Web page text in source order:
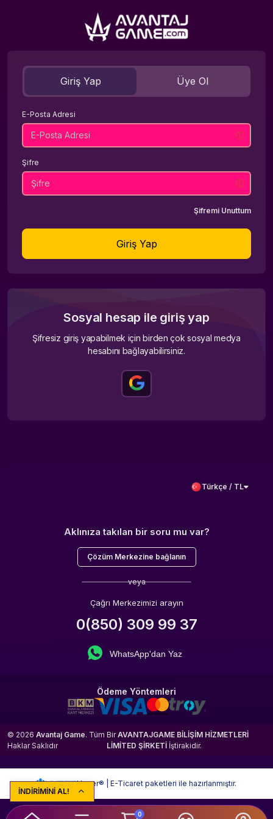
Giriş Yap Üye Ol
E-Posta Adresi
Şifre
Şifremi Unuttum
Giriş Yap
Sosyal hesap ile giriş yap
Şifresiz giriş yapabilmek için birden çok sosyal medya
hesabını bağlayabilirsiniz.
İNDİRİMİNİ AL!
0
Türkçe / TL
Aklınıza takılan bir soru mu var?
Çözüm Merkezine bağlanın
veya
Çağrı Merkezimizi arayın
0(850) 309 99 37
WhatsApp'dan Yaz
Ödeme Yöntemleri
© 2026 Avantaj Game. Tüm
Haklar Saklıdır
BirAVANTAJGAME BİLİŞİM HİZMETLERİ
LİMİTED ŞİRKETİ İştirakidir.
Hyper® | E-Ticaret paketleri ile hazırlanmıştır.